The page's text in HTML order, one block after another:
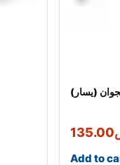
(يسار)
135.00
Add to